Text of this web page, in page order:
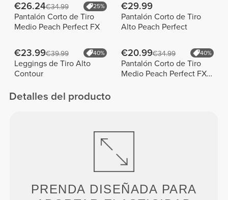
€26.24€34.99 25%
Pantalón Corto de Tiro
Medio Peach Perfect FX
€29.99
Pantalón Corto de Tiro
Alto Peach Perfect
€23.99€39.99 40%
Leggings de Tiro Alto
Contour
€20.99€34.99 40%
Pantalón Corto de Tiro
Medio Peach Perfect FX
Detalles del producto
PRENDA DISEÑADA PARA